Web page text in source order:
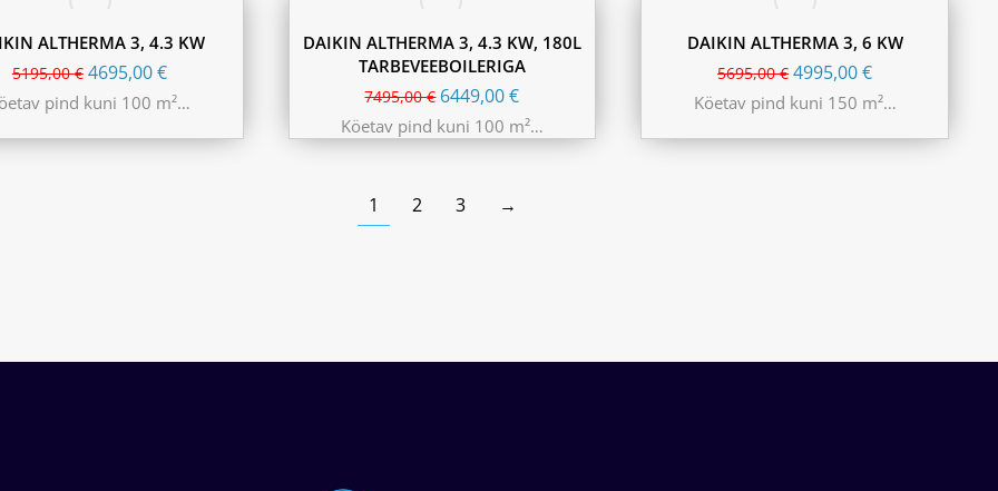
ALTHERMA 3, 4.3 KW
5195,00€ 4695,00€
pind kuni 100 m²…
DAIKIN ALTHERMA 3, 4.3 KW, 180L
TARBEVEEBOILERIGA
7495,00€ 6449,00€
Köetav pind kuni 100 m²…
DAIKIN ALTHERMA 3, 6 KW
5695,00€ 4995,00€
Köetav pind kuni 150 m²…
1 2 3 →